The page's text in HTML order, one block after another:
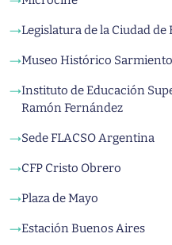
→Legislatura de la Ciudad de
→Museo Histórico Sarmiento
→Instituto de Educación
Ramón Fernández
→Sede FLACSO Argentina
→CFP Cristo Obrero
→Plaza de Mayo
→Estación Buenos Aires